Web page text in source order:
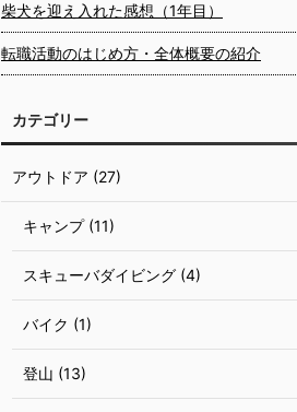
柴犬を迎え入れた感想（1年目）
転職活動のはじめ方・全体概要の紹介
カテゴリー
アウトドア (27)
キャンプ (11)
スキューバダイビング (4)
バイク (1)
登山 (13)